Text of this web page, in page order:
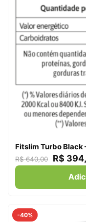
Fitslim Turbo Black
R$640,00 R$
-40%